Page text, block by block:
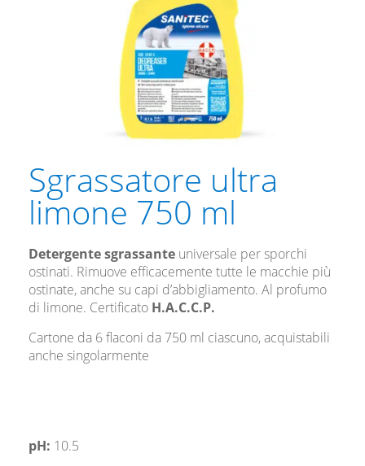
Sgrassatore ultra
limone 750 ml
Detergente sgrassante universale per sporchi
ostinati. Rimuove efficacemente tutte le macchie più
ostinate, anche su capi d’abbigliamento. Al profumo
di limone. Certificato H.A.C.C.P.
Cartone da 6 flaconi da 750 ml ciascuno, acquistabili
anche singolarmente
pH: 10.5